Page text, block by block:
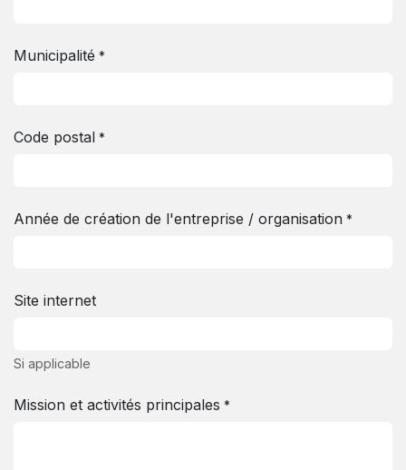
Municipalité *
Code postal *
Année de création de l'entreprise / organisation *
Site internet
Si applicable
Mission et activités principales *